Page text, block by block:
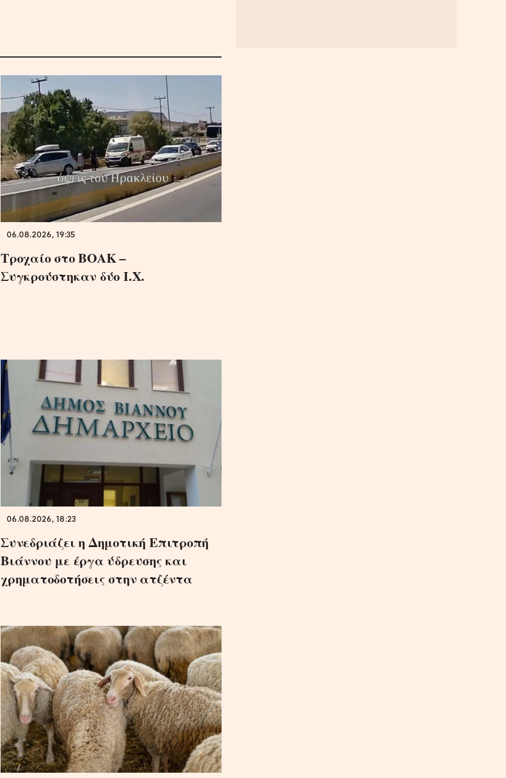
06.08.2026, 19:35
Τροχαίο στο ΒΟΑΚ –
Συγκρούστηκαν δύο Ι.Χ.
06.08.2026, 18:23
Συνεδριάζει η Δημοτική Επιτροπή
Βιάννου με έργα ύδρευσης και
χρηματοδοτήσεις στην ατζέντα